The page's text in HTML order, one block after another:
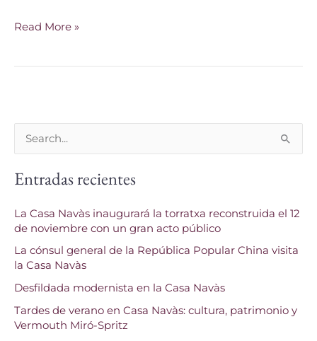
Read More »
s
a
r
p
o
r
:
Entradas recientes
La Casa Navàs inaugurará la torratxa reconstruida el 12
de noviembre con un gran acto público
La cónsul general de la República Popular China visita
la Casa Navàs
Desfildada modernista en la Casa Navàs
Tardes de verano en Casa Navàs: cultura, patrimonio y
Vermouth Miró-Spritz